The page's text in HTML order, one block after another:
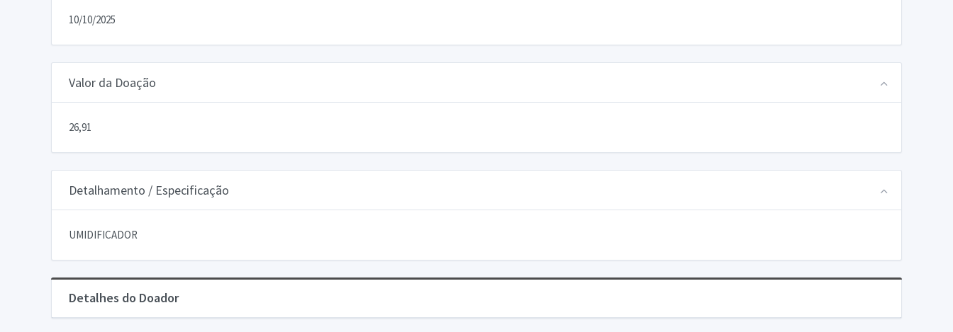
10/10/2025
Valor da Doação
26,91
Detalhamento / Especificação
UMIDIFICADOR
Detalhes do Doador